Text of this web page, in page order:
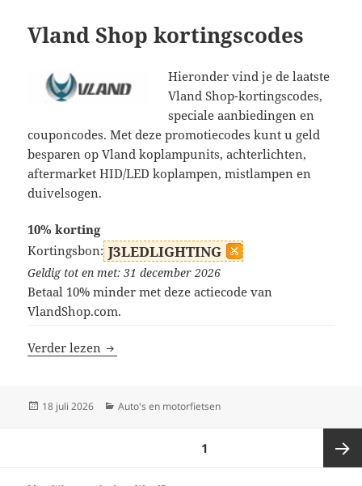
Vland Shop kortingscodes
Hieronder vind je de laatste
Vland Shop-kortingscodes,
speciale aanbiedingen en
couponcodes. Met deze promotiecodes kunt u geld
besparen op Vland koplampunits, achterlichten,
aftermarket HID/LED koplampen, mistlampen en
duivelsogen.
10% korting
Kortingsbon: J3LEDLIGHTING
Geldig tot en met: 31 december 2026
Betaal 10% minder met deze actiecode van
VlandShop.com.
Verder lezen Vland Shop kortingscodes
Geplaatst
18 juli 2026 Categorieën
Auto's en motorfietsen
1